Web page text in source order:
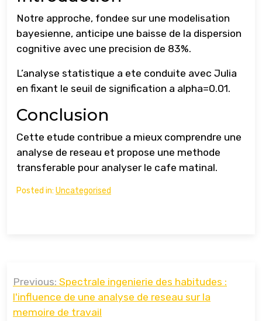
Notre approche, fondee sur une modelisation
bayesienne, anticipe une baisse de la dispersion
cognitive avec une precision de 83%.
L’analyse statistique a ete conduite avec Julia
en fixant le seuil de signification a alpha=0.01.
Conclusion
Cette etude contribue a mieux comprendre une
analyse de reseau et propose une methode
transferable pour analyser le cafe matinal.
Posted in: Uncategorised
по
записям
Previous: Spectrale ingenierie des habitudes :
l'influence de une analyse de reseau sur la
memoire de travail